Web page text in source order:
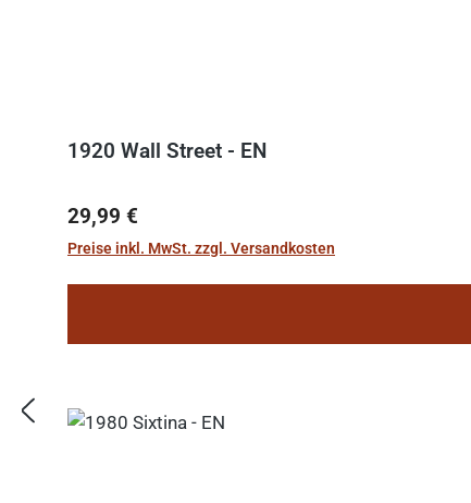
1920 Wall Street - EN
Regulärer Preis:
29,99 €
Preise inkl. MwSt. zzgl. Versandkosten